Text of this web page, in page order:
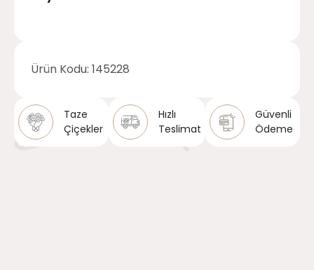
Ürün Kodu: 145228
Taze
Çiçekler
Hızlı
Teslimat
Güvenli
Ödeme